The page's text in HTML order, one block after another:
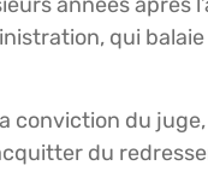
années après
qui
conviction du
du